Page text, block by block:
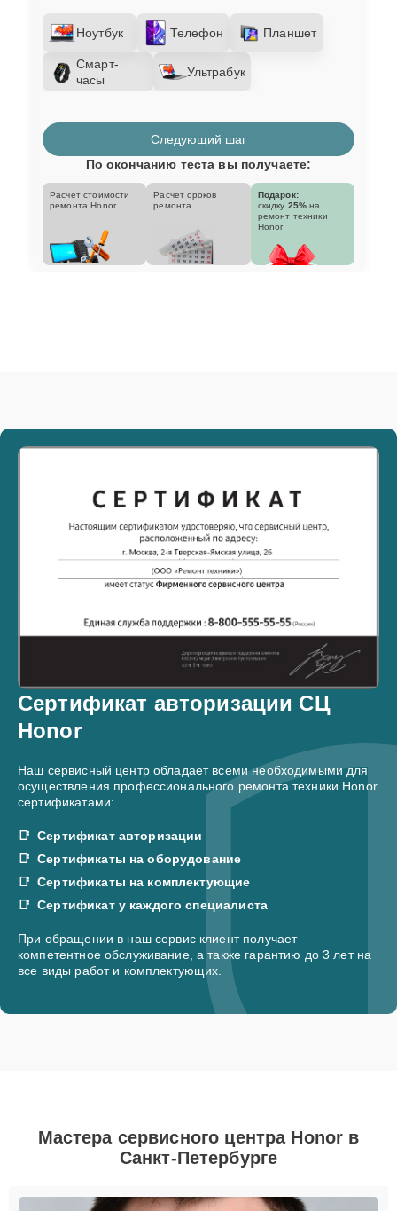
Ноутбук Телефон Планшет
Смарт-
часы
Ультрабук
Следующий шаг
По окончанию теста вы получаете:
Расчет стоимости
ремонта Honor
Расчет сроков
ремонта
Подарок:
скидку 25% на
ремонт техники
Honor
Сертификат авторизации СЦ
Honor
Наш сервисный центр обладает всеми необходимыми для
осуществления профессионального ремонта техники Honor
сертификатами:
Сертификат авторизации
Сертификаты на оборудование
Сертификаты на комплектующие
Сертификат у каждого специалиста
При обращении в наш сервис клиент получает
компетентное обслуживание, а также гарантию до 3 лет на
все виды работ и комплектующих.
Мастера сервисного центра Honor в
Санкт-Петербурге